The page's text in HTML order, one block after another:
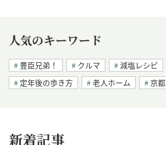
人気のキーワード
豊臣兄弟！ クルマ 減塩レシピ
定年後の歩き方
老人ホーム 京都
新着記事